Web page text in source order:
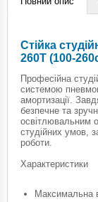
Cтійка
260T (100-
Професійна
системою
амортизації.
безпечне та
освітлювальним
студійних умов,
роботи.
Характеристики
Максимальна